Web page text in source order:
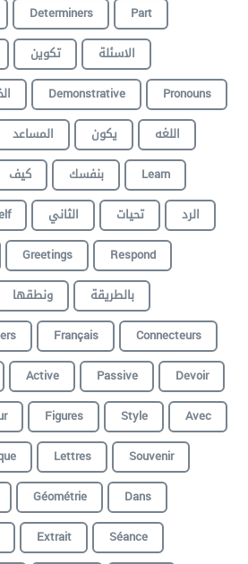
Determiners
Part
تكوين
الاسئلة
Demonstrative
Pronouns
المساعد يكون
اللغه
كيف بنفسك
Learn
الثاني تحيات
الرد
Greetings
Respond
ونطقها
بالطريقة
Français
Connecteurs
Active Passive
Devoir
Figures Style
Avec
Lettres
Souvenir
Géométrie
Dans
Extrait
Séance